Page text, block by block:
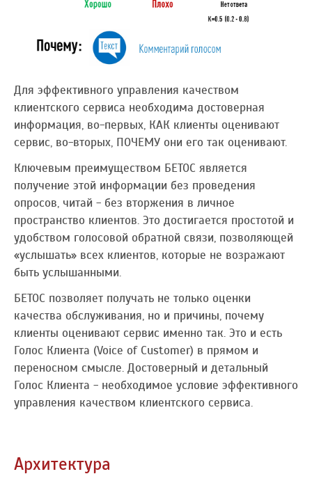
Для эффективного управления качеством
клиентского сервиса необходима достоверная
информация, во-первых, КАК клиенты оценивают
сервис, во-вторых, ПОЧЕМУ они его так оценивают.
Ключевым преимуществом БЕТОС является
получение этой информации без проведения
опросов, читай - без вторжения в личное
пространство клиентов. Это достигается простотой и
удобством голосовой обратной связи, позволяющей
«услышать» всех клиентов, которые не возражают
быть услышанными.
БЕТОС позволяет получать не только оценки
качества обслуживания, но и причины, почему
клиенты оценивают сервис именно так. Это и есть
Голос Клиента (Voice of Customer) в прямом и
переносном смысле. Достоверный и детальный
Голос Клиента - необходимое условие эффективного
управления качеством клиентского сервиса.
Архитектура